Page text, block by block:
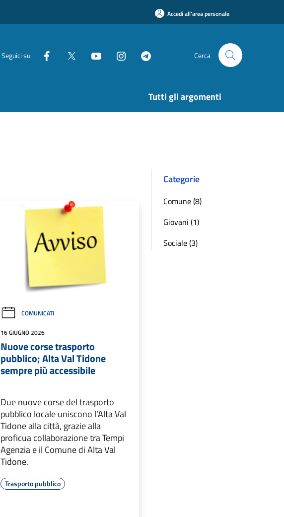
Accedi all'area personale
Seguici su Cerca
Tutti gli argomenti
COMUNICATI
16 GIUGNO 2026
Nuove corse trasporto
pubblico; Alta Val Tidone
sempre più accessibile
Due nuove corse del trasporto
pubblico locale uniscono l’Alta Val
Tidone alla città, grazie alla
proficua collaborazione tra Tempi
Agenzia e il Comune di Alta Val
Tidone.
Trasporto pubblico
Categorie
Comune (8)
Giovani (1)
Sociale (3)